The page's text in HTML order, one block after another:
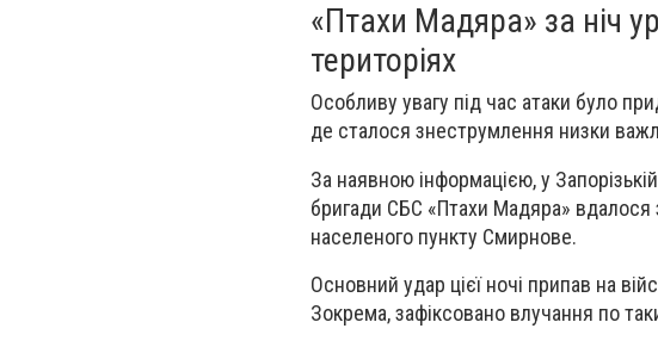
«Птахи Мадяра» за ніч
територіях
Особливу увагу під час атаки було
де сталося знеструмлення низки
За наявною інформацією, у
бригади СБС «Птахи Мадяра»
населеного пункту Смирнове.
Основний удар цієї ночі припав на
Зокрема, зафіксовано влучання по